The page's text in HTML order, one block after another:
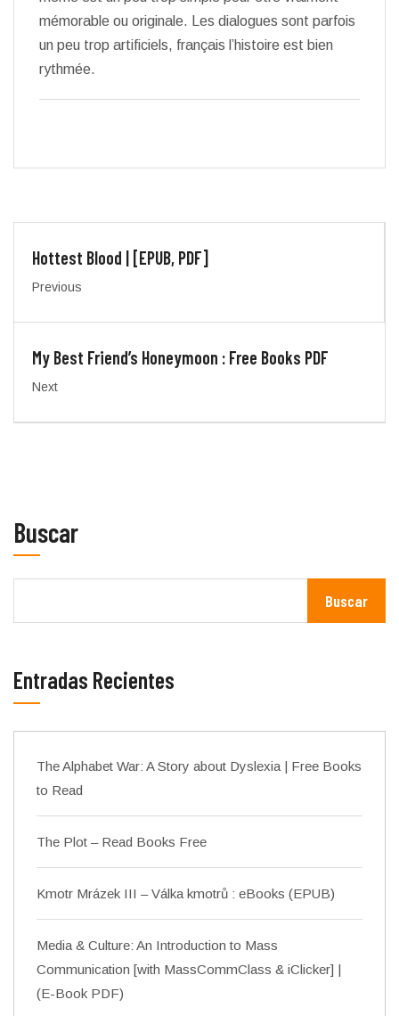
mémorable ou originale. Les dialogues sont parfois
un peu trop artificiels, français l’histoire est bien
rythmée.
Hottest Blood | [EPUB, PDF]
Previous
My Best Friend’s Honeymoon : Free Books PDF
Next
Buscar
Buscar
Entradas Recientes
The Alphabet War: A Story about Dyslexia | Free Books
to Read
The Plot – Read Books Free
Kmotr Mrázek III – Válka kmotrů : eBooks (EPUB)
Media & Culture: An Introduction to Mass
Communication [with MassCommClass & iClicker] |
(E-Book PDF)